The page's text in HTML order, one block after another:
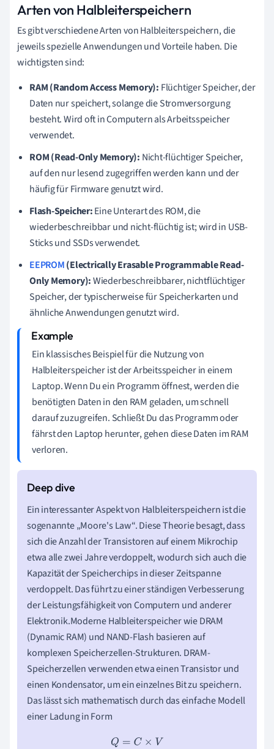
Arten von Halbleiterspeichern
Es gibt verschiedene Arten von Halbleiterspeichern, die
jeweils spezielle Anwendungen und Vorteile haben. Die
wichtigsten sind:
RAM (Random Access Memory): Flüchtiger Speicher, der
Daten nur speichert, solange die Stromversorgung
besteht. Wird oft in Computern als Arbeitsspeicher
verwendet.
ROM (Read-Only Memory): Nicht-flüchtiger Speicher,
auf den nur lesend zugegriffen werden kann und der
häufig für Firmware genutzt wird.
Flash-Speicher:Eine Unterart des ROM, die
wiederbeschreibbar und nicht-flüchtig ist; wird in USB-
Sticks und SSDs verwendet.
EEPROM(Electrically Erasable Programmable Read-
Only Memory):Wiederbeschreibbarer, nichtflüchtiger
Speicher, der typischerweise für Speicherkarten und
ähnliche Anwendungen genutzt wird.
Ein klassisches Beispiel für die Nutzung von
Halbleiterspeicher ist der Arbeitsspeicher in einem
Laptop. Wenn Du ein Programm öffnest, werden die
benötigten Daten in den RAM geladen, um schnell
darauf zuzugreifen. Schließt Du das Programm oder
fährst den Laptop herunter, gehen diese Daten im RAM
verloren.
Ein interessanter Aspekt von Halbleiterspeichern ist die
sogenannte „Moore's Law“. Diese Theorie besagt, dass
sich die Anzahl der Transistoren auf einem Mikrochip
etwa alle zwei Jahre verdoppelt, wodurch sich auch die
Kapazität der Speicherchips in dieser Zeitspanne
verdoppelt. Das führt zu einer ständigen Verbesserung
der Leistungsfähigkeit von Computern und anderer
Elektronik.Moderne Halbleiterspeicher wie DRAM
(Dynamic RAM) und NAND-Flash basieren auf
komplexen Speicherzellen-Strukturen. DRAM-
Speicherzellen verwenden etwa einen Transistor und
einen Kondensator, um ein einzelnes Bit zu speichern.
Das lässt sich mathematisch durch das einfache Modell
einer Ladung in Form
Q =C× V